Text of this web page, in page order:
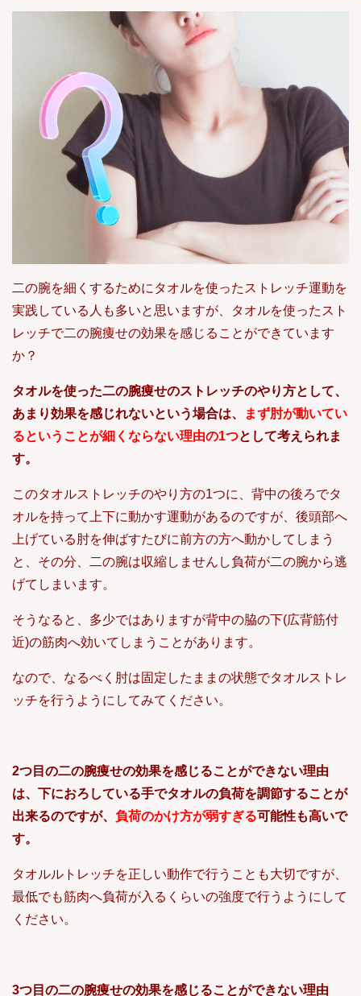
二の腕を細くするためにタオルを使ったストレッチ運動を
実践している人も多いと思いますが、タオルを使ったスト
レッチで二の腕痩せの効果を感じることができています
か？
タオルを使った二の腕痩せのストレッチのやり方として、
あまり効果を感じれないという場合は、
まず肘が動いてい
るということが細くならない理由の1つとして考えられま
す。
このタオルストレッチのやり方の1つに、背中の後ろでタ
オルを持って上下に動かす運動があるのですが、後頭部へ
上げている肘を伸ばすたびに前方の方へ動かしてしまう
と、その分、二の腕は収縮しませんし負荷が二の腕から逃
げてしまいます。
そうなると、多少ではありますが背中の脇の下(広背筋付
近)の筋肉へ効いてしまうことがあります。
なので、なるべく肘は固定したままの状態でタオルストレ
ッチを行うようにしてみてください。
2つ目の二の腕痩せの効果を感じることができない理由
は、下におろしている手でタオルの負荷を調節することが
出来るのですが、 負荷のかけ方が弱すぎる可能性も高いで
す。
タオルルトレッチを正しい動作で行うことも大切ですが、
最低でも筋肉へ負荷が入るくらいの強度で行うようにして
ください。
3つ目の二の腕痩せの効果を感じることができない理由